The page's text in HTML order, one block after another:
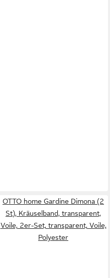
OTTO home Gardine Dimona (2
St), Kräuselband, transparent,
Voile, 2er-Set, transparent, Voile,
Polyester